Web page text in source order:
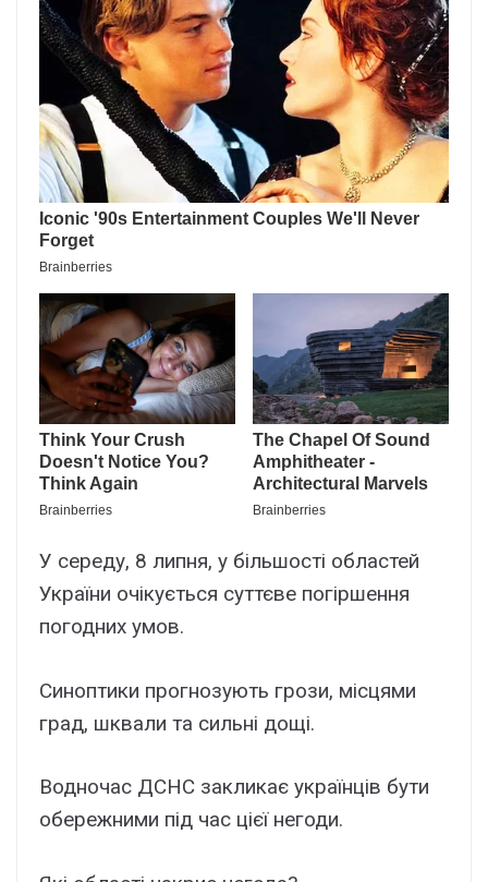
У середу, 8 липня, у більшості областей
України очікується суттєве погіршення
погодних умов.
Синоптики прогнозують грози, місцями
град, шквали та сильні дощі.
Водночас ДСНС закликає українців бути
обережними під час цієї негоди.